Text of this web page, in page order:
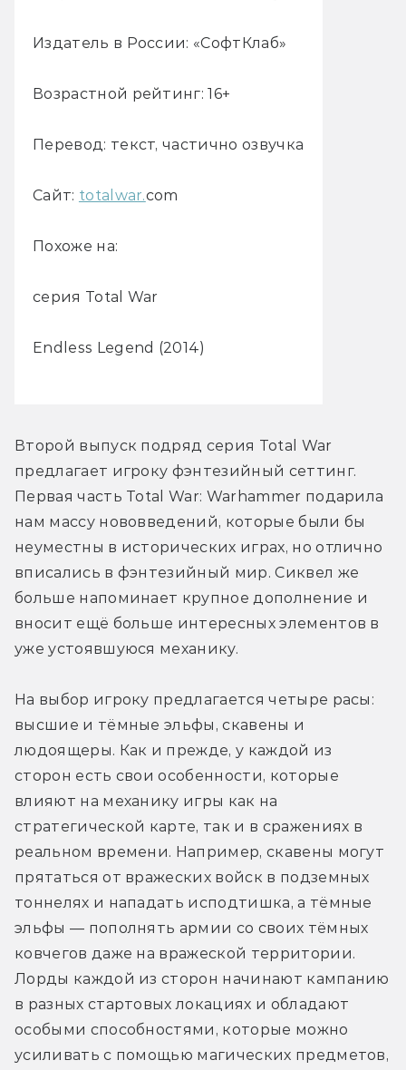
Издатель в России: «СофтКлаб»
Возрастной рейтинг: 16+
Перевод: текст, частично озвучка
Сайт: totalwar.com
Похоже на:
серия Total War
Endless Legend (2014)
Второй выпуск подряд серия Total War
предлагает игроку фэнтезийный сеттинг.
Первая часть Total War: Warhammer подарила
нам массу нововведений, которые были бы
неуместны в исторических играх, но отлично
вписались в фэнтезийный мир. Сиквел же
больше напоминает крупное дополнение и
вносит ещё больше интересных элементов в
уже устоявшуюся механику.
На выбор игроку предлагается четыре расы:
высшие и тёмные эльфы, скавены и
людоящеры. Как и прежде, у каждой из
сторон есть свои особенности, которые
влияют на механику игры как на
стратегической карте, так и в сражениях в
реальном времени. Например, скавены могут
прятаться от вражеских войск в подземных
тоннелях и нападать исподтишка, а тёмные
эльфы — пополнять армии со своих тёмных
ковчегов даже на вражеской территории.
Лорды каждой из сторон начинают кампанию
в разных стартовых локациях и обладают
особыми способностями, которые можно
усиливать с помощью магических предметов,